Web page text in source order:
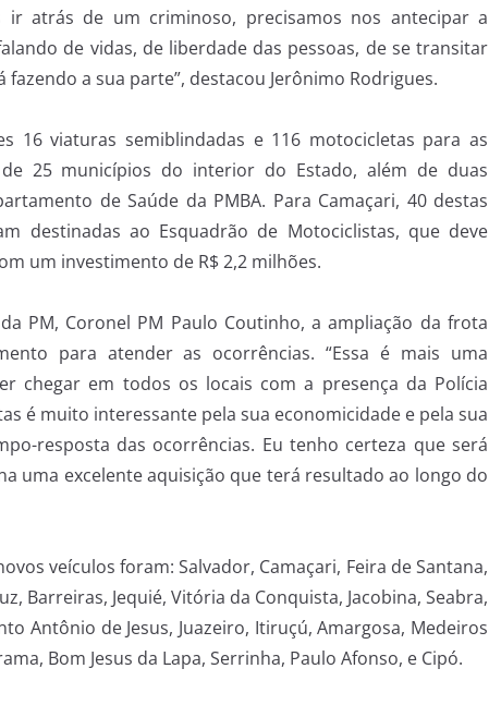
ir atrás de um criminoso, precisamos nos antecipar a
de vidas, de liberdade das pessoas, de se transitar
a sua parte”, destacou Jerônimo Rodrigues.
16 viaturas semiblindadas e 116 motocicletas para as
25 municípios do interior do Estado, além de duas
de Saúde da PMBA. Para Camaçari, 40 destas
destinadas ao Esquadrão de Motociclistas, que deve
um investimento de R$ 2,2 milhões.
PM, Coronel PM Paulo Coutinho, a ampliação da frota
para atender as ocorrências. “Essa é mais uma
chegar em todos os locais com a presença da Polícia
é muito interessante pela sua economicidade e pela sua
resposta das ocorrências. Eu tenho certeza que será
uma excelente aquisição que terá resultado ao longo do
veículos foram: Salvador, Camaçari, Feira de Santana,
Barreiras, Jequié, Vitória da Conquista, Jacobina, Seabra,
Antônio de Jesus, Juazeiro, Itiruçú, Amargosa, Medeiros
Bom Jesus da Lapa, Serrinha, Paulo Afonso, e Cipó.